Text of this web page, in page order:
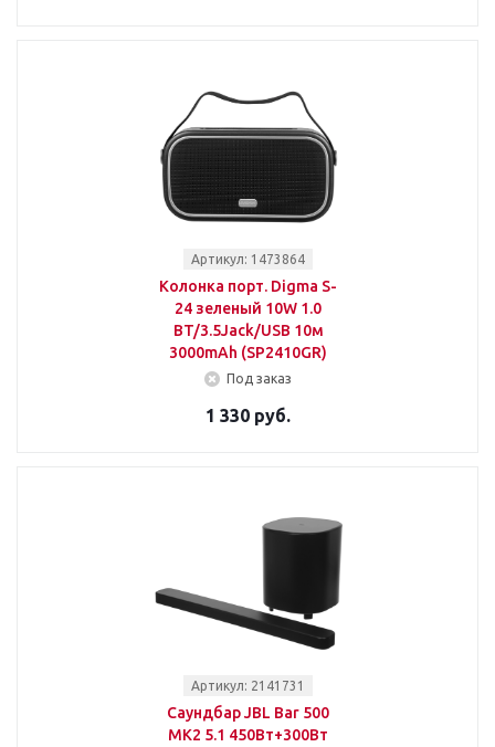
Артикул: 1473864
Колонка порт. Digma S-
24 зеленый 10W 1.0
BT/3.5Jack/USB 10м
3000mAh (SP2410GR)
Под заказ
1 330 руб.
Артикул: 2141731
Саундбар JBL Bar 500
MK2 5.1 450Вт+300Вт